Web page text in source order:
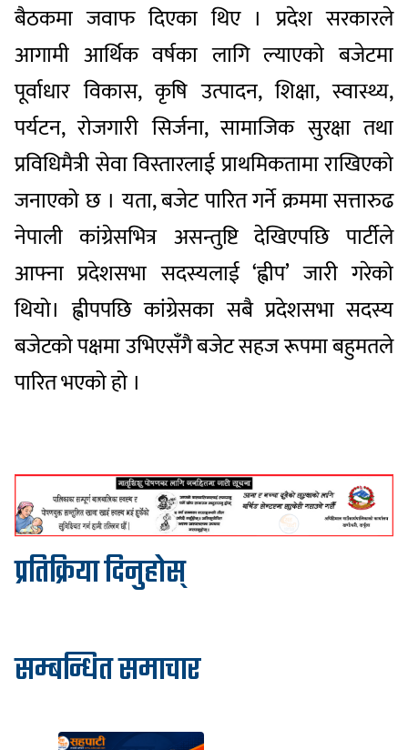
बैठकमा जवाफ दिएका थिए । प्रदेश सरकारले
आगामी आर्थिक वर्षका लागि ल्याएको बजेटमा
पूर्वाधार विकास, कृषि उत्पादन, शिक्षा, स्वास्थ्य,
पर्यटन, रोजगारी सिर्जना, सामाजिक सुरक्षा तथा
प्रविधिमैत्री सेवा विस्तारलाई प्राथमिकतामा राखिएको
जनाएको छ । यता, बजेट पारित गर्ने क्रममा सत्तारुढ
नेपाली कांग्रेसभित्र असन्तुष्टि देखिएपछि पार्टीले
आफ्ना प्रदेशसभा सदस्यलाई ‘ह्वीप’ जारी गरेको
थियो। ह्वीपपछि कांग्रेसका सबै प्रदेशसभा सदस्य
बजेटको पक्षमा उभिएसँगै बजेट सहज रूपमा बहुमतले
पारित भएको हो ।
प्रतिक्रिया दिनुहोस्
सम्बन्धित समाचार